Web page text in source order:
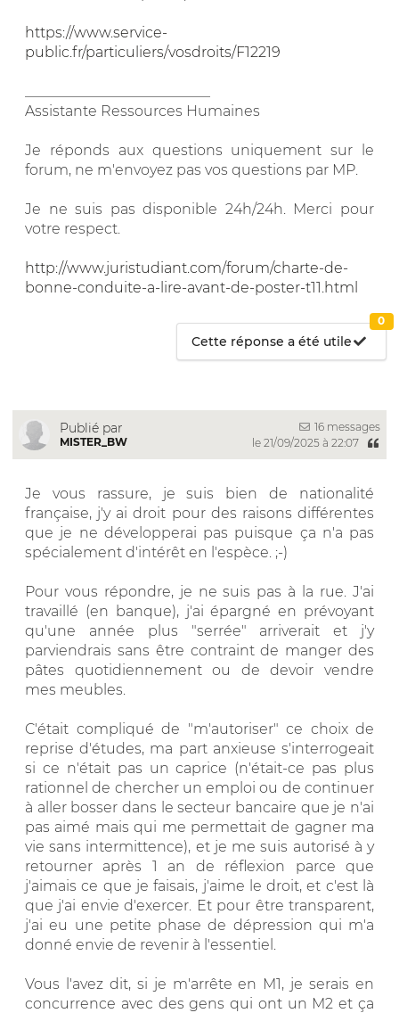
https://www.service-
public.fr/particuliers/vosdroits/F12219
Assistante Ressources Humaines
Je réponds aux questions uniquement sur le
forum, ne m'envoyez pas vos questions par MP.
Je ne suis pas disponible 24h/24h. Merci pour
votre respect.
http://www.juristudiant.com/forum/charte-de-
bonne-conduite-a-lire-avant-de-poster-t11.html
Cette réponse a été utile
0
Publié par
MISTER_BW
16 messages
le 21/09/2025 à 22:07
Je vous rassure, je suis bien de nationalité
française, j'y ai droit pour des raisons différentes
que je ne développerai pas puisque ça n'a pas
spécialement d'intérêt en l'espèce. ;-)
Pour vous répondre, je ne suis pas à la rue. J'ai
travaillé (en banque), j'ai épargné en prévoyant
qu'une année plus "serrée" arriverait et j'y
parviendrais sans être contraint de manger des
pâtes quotidiennement ou de devoir vendre
mes meubles.
C'était compliqué de "m'autoriser" ce choix de
reprise d'études, ma part anxieuse s'interrogeait
si ce n'était pas un caprice (n'était-ce pas plus
rationnel de chercher un emploi ou de continuer
à aller bosser dans le secteur bancaire que je n'ai
pas aimé mais qui me permettait de gagner ma
vie sans intermittence), et je me suis autorisé à y
retourner après 1 an de réflexion parce que
j'aimais ce que je faisais, j'aime le droit, et c'est là
que j'ai envie d'exercer. Et pour être transparent,
j'ai eu une petite phase de dépression qui m'a
donné envie de revenir à l'essentiel.
Vous l'avez dit, si je m'arrête en M1, je serais en
concurrence avec des gens qui ont un M2 et ça